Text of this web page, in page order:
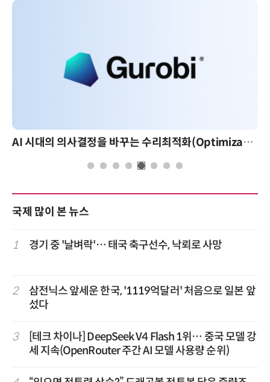
AI 시대의 의사결정을 바꾸는 수리최적화(Optimization): 실제 산업 적용 사례와 활용 전략 AI 핀옵스 실전 세미나: 폭증
국제 많이 본 뉴스
1 경기 중 '날벼락'… 태국 축구선수, 낙뢰로 사망
2
삼전닉스 앞세운 한국, '1119억달러' 처음으로 일본 앞
섰다
3
[테크 차이나] DeepSeek V4 Flash 1위… 중국 모델 강
세 지속(OpenRouter 주간 AI 모델 사용량 순위)